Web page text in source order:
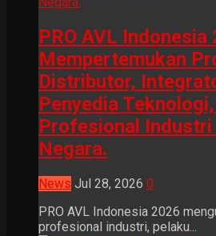
PRO AVL Indonesia
Mempertemukan
Distributor,
Penyedia
Profesional Industri
Negara.
News Jul 28, 2026 0
PRO AVL Indonesia 2026
profesional industri, pelaku...